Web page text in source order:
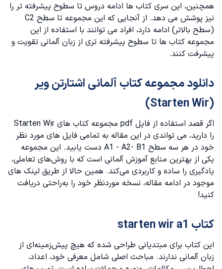
همچنین، این سری کتاب ها ادامه دروس تا سطوح پیشرفته تر را
نیز پوشش می دهد. از آنجایی که این مجموعه تا سطح C2
(سطح بالاتر) ادامه دارد، افراد می توانند با استفاده از این
مجموعه کتاب ها تا سطوح پیشرفته تری از زبان آلمانی تقویت و
پیشرفت کنند.
دانلود مجموعه کتاب آلمانی اشتارتن ویر
(Starten Wir)
اگر قصد استفاده از فایل pdf مجموعه کتاب های Starten Wir
را دارید، می تواندی در این مقاله به تمامی فایل های مورد نظر
خود در هر سه سطح A1 - A2- B1 دست یابید. این مجموعه
یکی از بهترین منابع آموزش آلمانی است که با روش‌های تعاملی،
یادگیری را ساده و کاربردی می‌کند. همین حالا از طریق لینک های
موجود در ادامه مقاله، نسخه موردنظر خود را به‌راحتی دریافت
کنید!
کتاب starten wir a1
این کتاب برای مبتدیانی طراحی شده که هیچ پیش‌زمینه‌ای از
زبان آلمانی ندارند. مباحث اصلی شامل معرفی خود، اعداد،